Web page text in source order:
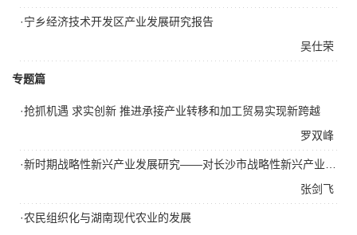
吴仕荣
·宁乡经济技术开发区产业发展研究报告
专题篇
罗双峰
·抢抓机遇 求实创新 推进承接产业转移和加工贸易实现新跨越
张剑飞
·农民组织化与湖南现代农业的发展